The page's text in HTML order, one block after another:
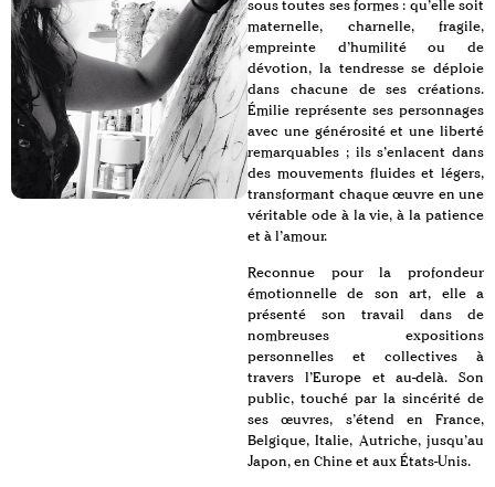
sous toutes ses formes : qu’elle soit
maternelle, charnelle, fragile,
empreinte d’humilité ou de
dévotion, la tendresse se déploie
dans chacune de ses créations.
Émilie représente ses personnages
avec une générosité et une liberté
remarquables ; ils s’enlacent dans
des mouvements fluides et légers,
transformant chaque œuvre en une
véritable ode à la vie, à la patience
et à l’amour.
Reconnue pour la profondeur
émotionnelle de son art, elle a
présenté son travail dans de
nombreuses expositions
personnelles et collectives à
travers l’Europe et au-delà. Son
public, touché par la sincérité de
ses œuvres, s’étend en France,
Belgique, Italie, Autriche, jusqu’au
Japon, en Chine et aux États-Unis.